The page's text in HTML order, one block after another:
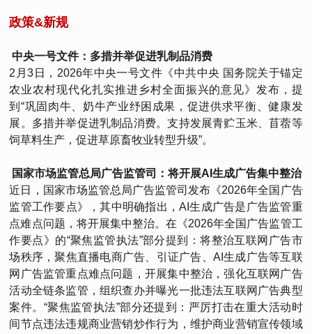
政策&新规
中央一号文件：多措并举促进乳制品消费
2月3日，2026年中央一号文件《中共中央 国务院关于锚定
农业农村现代化扎实推进乡村全面振兴的意见》发布，提
到“巩固肉牛、奶牛产业纾困成果，促进供求平衡、健康发
展。多措并举促进乳制品消费。支持发展青贮玉米、苜蓿等
饲草料生产，促进草原畜牧业转型升级”。
国家市场监管总局广告监管司：将开展AI生成广告集中整治
近日，国家市场监管总局广告监管司发布《2026年全国广告
监管工作要点》，其中明确指出，AI生成广告是广告监管重
点难点问题，将开展集中整治。在《2026年全国广告监管工
作要点》的“聚焦监管执法”部分提到：将整治互联网广告市
场秩序，聚焦直播电商广告、引证广告、AI生成广告等互联
网广告监管重点难点问题，开展集中整治，强化互联网广告
活动全链条监管，组织查办并曝光一批违法互联网广告典型
案件。“聚焦监管执法”部分还提到：严厉打击在重大活动时
间节点违法违规商业营销炒作行为，维护商业营销宣传领域